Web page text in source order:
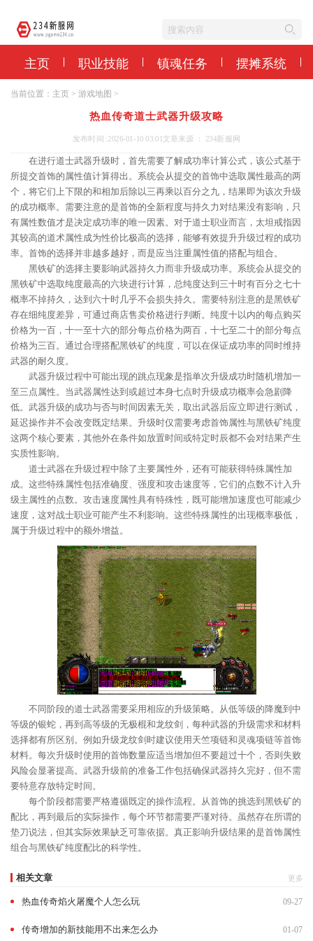
主页 职业技能 镇魂任务 摆摊系统
当前位置： 主页 > 游戏地图 >
热血传奇道士武器升级攻略
发布时间 :2026-01-10 03:01 文章来源 ： 234新服网
在进行道士武器升级时，首先需要了解成功率计算公式，该公式基于
所提交首饰的属性值计算得出。系统会从提交的首饰中选取属性最高的两
个，将它们上下限的和相加后除以三再乘以百分之九，结果即为该次升级
的成功概率。需要注意的是首饰的全新程度与持久力对结果没有影响，只
有属性数值才是决定成功率的唯一因素。对于道士职业而言，太坦戒指因
其较高的道术属性成为性价比极高的选择，能够有效提升升级过程的成功
率。首饰的选择并非越多越好，而是应当注重属性值的搭配与组合。
黑铁矿的选择主要影响武器持久力而非升级成功率。系统会从提交的
黑铁矿中选取纯度最高的六块进行计算，总纯度达到三十时有百分之七十
概率不掉持久，达到六十时几乎不会损失持久。需要特别注意的是黑铁矿
存在细纯度差异，可通过商店售卖价格进行判断。纯度十以内的每点购买
价格为一百，十一至十六的部分每点价格为两百，十七至二十的部分每点
价格为三百。通过合理搭配黑铁矿的纯度，可以在保证成功率的同时维持
武器的耐久度。
武器升级过程中可能出现的跳点现象是指单次升级成功时随机增加一
至三点属性。当武器属性达到或超过本身七点时升级成功概率会急剧降
低。武器升级的成功与否与时间因素无关，取出武器后应立即进行测试，
延迟操作并不会改变既定结果。升级时仅需要考虑首饰属性与黑铁矿纯度
这两个核心要素，其他外在条件如放置时间或特定时辰都不会对结果产生
实质性影响。
道士武器在升级过程中除了主要属性外，还有可能获得特殊属性加
成。这些特殊属性包括准确度、强度和攻击速度等，它们的点数不计入升
级主属性的点数。攻击速度属性具有特殊性，既可能增加速度也可能减少
速度，这对战士职业可能产生不利影响。这些特殊属性的出现概率极低，
属于升级过程中的额外增益。
不同阶段的道士武器需要采用相应的升级策略。从低等级的降魔到中
等级的银蛇，再到高等级的无极棍和龙纹剑，每种武器的升级需求和材料
选择都有所区别。例如升级龙纹剑时建议使用天竺项链和灵魂项链等首饰
材料。每次升级时使用的首饰数量应适当增加但不要超过十个，否则失败
风险会显著提高。武器升级前的准备工作包括确保武器持久完好，但不需
要特意存放特定时间。
每个阶段都需要严格遵循既定的操作流程。从首饰的挑选到黑铁矿的
配比，再到最后的实际操作，每个环节都需要严谨对待。虽然存在所谓的
垫刀说法，但其实际效果缺乏可靠依据。真正影响升级结果的是首饰属性
组合与黑铁矿纯度配比的科学性。
相关文章 更多
热血传奇焰火屠魔个人怎么玩 09-27
传奇增加的新技能用不出来怎么办 01-07